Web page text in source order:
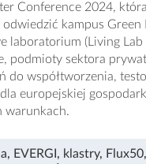
Conference 2024,
kampus Green
laboratorium (Living
podmioty sektora
do współtworzenia,
europejskiej
warunkach.
, EVERGI , klastry, Flux50,